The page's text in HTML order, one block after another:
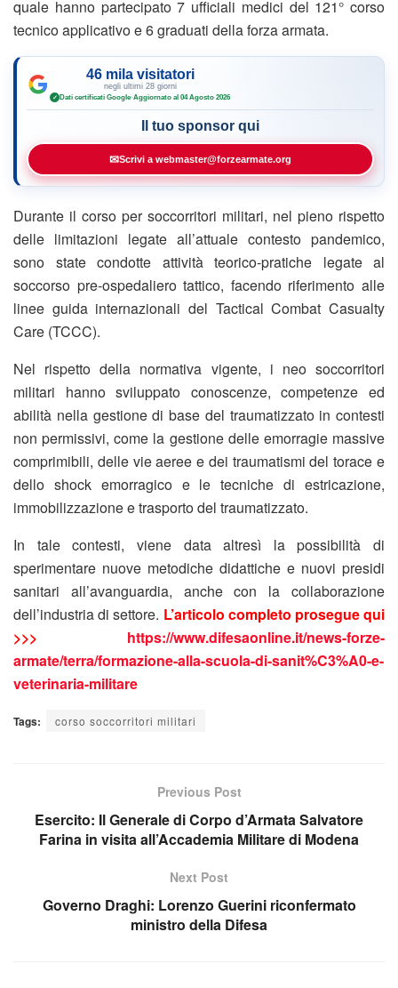
quale hanno partecipato 7 ufficiali medici del 121° corso
tecnico applicativo e 6 graduati della forza armata.
46 mila visitatori
negli ultimi 28 giorni
✓ Dati certificati Google·Aggiornato al 04 Agosto 2026
Il tuo sponsor qui
✉Scrivi a webmaster@forzearmate.org
Durante il corso per soccorritori militari, nel pieno rispetto
delle limitazioni legate all’attuale contesto pandemico,
sono state condotte attività teorico-pratiche legate al
soccorso pre-ospedaliero tattico, facendo riferimento alle
linee guida internazionali del Tactical Combat Casualty
Care (TCCC).
Nel rispetto della normativa vigente, i neo soccorritori
militari hanno sviluppato conoscenze, competenze ed
abilità nella gestione di base del traumatizzato in contesti
non permissivi, come la gestione delle emorragie massive
comprimibili, delle vie aeree e dei traumatismi del torace e
dello shock emorragico e le tecniche di estricazione,
immobilizzazione e trasporto del traumatizzato.
In tale contesti, viene data altresì la possibilità di
sperimentare nuove metodiche didattiche e nuovi presidi
sanitari all’avanguardia, anche con la collaborazione
dell’industria di settore. L’articolo completo prosegue qui
>>>
https://www.difesaonline.it/news-forze-
armate/terra/formazione-alla-scuola-di-sanit%C3%A0-e-
veterinaria-militare
Tags: corso soccorritori militari
Previous Post
Esercito: Il Generale di Corpo d’Armata Salvatore
Farina in visita all’Accademia Militare di Modena
Next Post
Governo Draghi: Lorenzo Guerini riconfermato
ministro della Difesa